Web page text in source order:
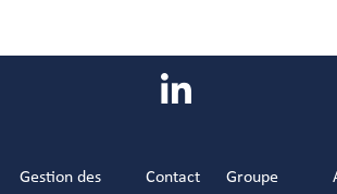
Gestion des
Contact
Groupe